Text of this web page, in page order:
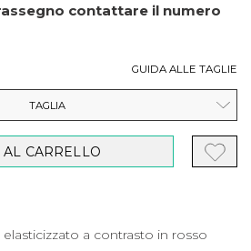
contattare il numero
GUIDA ALLE TAGLIE
TAGLIA
CARRELLO
a contrasto in rosso